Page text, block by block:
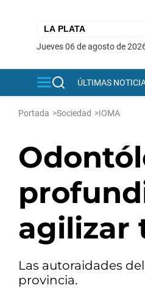
jueves 06 de agosto de
ÚLTIMAS
Portada >Sociedad >IOMA
agilizar
Las autoraidades
provincia.